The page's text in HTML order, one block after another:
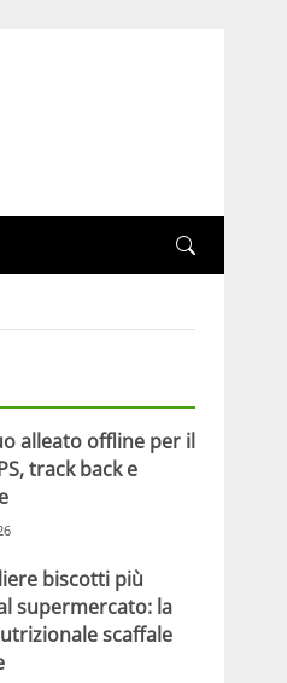
alleato offline per il
track back e
biscotti più
supermercato: la
scaffale